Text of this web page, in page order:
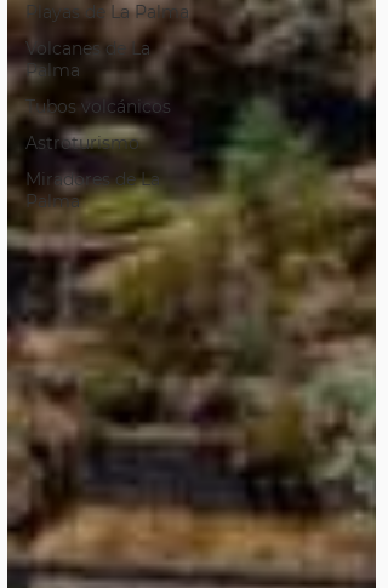
Playas de La Palma
Volcanes de La
Palma
Tubos volcánicos
Astroturismo
Miradores de La
Palma